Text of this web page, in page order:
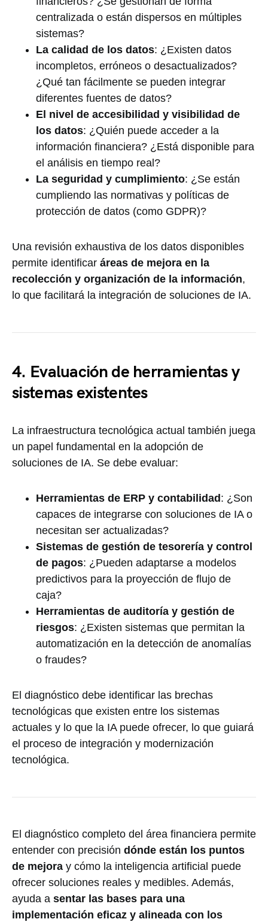
centralizada o están dispersos en múltiples
sistemas?
La calidad de los datos: ¿Existen datos
incompletos, erróneos o desactualizados?
¿Qué tan fácilmente se pueden integrar
diferentes fuentes de datos?
El nivel de accesibilidad y visibilidad de
los datos: ¿Quién puede acceder a la
información financiera? ¿Está disponible para
el análisis en tiempo real?
La seguridad y cumplimiento: ¿Se están
cumpliendo las normativas y políticas de
protección de datos (como GDPR)?
Una revisión exhaustiva de los datos disponibles
permite identificar áreas de mejora en la
recolección y organización de la información,
lo que facilitará la integración de soluciones de IA.
4. Evaluación de herramientas y
sistemas existentes
La infraestructura tecnológica actual también juega
un papel fundamental en la adopción de
soluciones de IA. Se debe evaluar:
Herramientas de ERP y contabilidad : ¿Son
capaces de integrarse con soluciones de IA o
necesitan ser actualizadas?
Sistemas de gestión de tesorería y control
de pagos: ¿Pueden adaptarse a modelos
predictivos para la proyección de flujo de
caja?
Herramientas de auditoría y gestión de
riesgos: ¿Existen sistemas que permitan la
automatización en la detección de anomalías
o fraudes?
El diagnóstico debe identificar las brechas
tecnológicas que existen entre los sistemas
actuales y lo que la IA puede ofrecer, lo que guiará
el proceso de integración y modernización
tecnológica.
El diagnóstico completo del área financiera permite
entender con precisión dónde están los puntos
de mejora y cómo la inteligencia artificial puede
ofrecer soluciones reales y medibles. Además,
ayuda a sentar las bases para una
implementación eficaz y alineada con los